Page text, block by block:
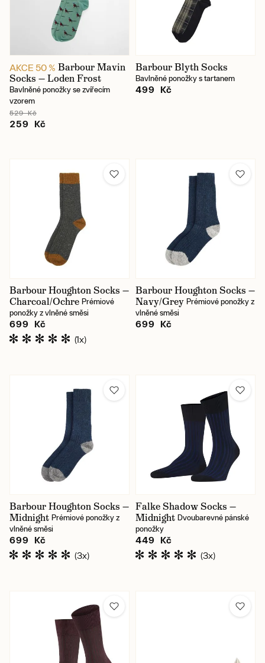
AKCE 50 % Barbour Mavin
Socks — Loden Frost
Bavlněné ponožky se zvířecím
vzorem
529 Kč
259 Kč
Barbour Blyth Socks
Bavlněné ponožky s tartanem
499 Kč
Barbour Houghton Socks —
Charcoal/Ochre Prémiové
ponožky z vlněné směsi
699 Kč
(1x)
Barbour Houghton Socks —
Navy/Grey Prémiové ponožky z
vlněné směsi
699 Kč
Barbour Houghton Socks —
Midnight Prémiové ponožky z
vlněné směsi
699 Kč
(3x)
Falke Shadow Socks —
Midnight Dvoubarevné pánské
ponožky
449 Kč
(3x)